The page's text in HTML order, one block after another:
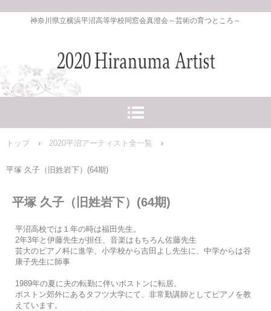
神奈川県立横浜平沼高等学校同窓会真澄会～芸術の育つところ～
トップ › 2020平沼アーティスト全一覧 ›
平塚 久子（旧姓岩下）(64期)
平塚 久子（旧姓岩下）(64期)
平沼高校では１年の時は福田先生。
2年3年と伊藤先生が担任、音楽はもちろん佐藤先生
芸大のピアノ科に進学、小学校から吉田よし先生に、中学からは谷
康子先生に師事
1989年の夏に夫の転勤に伴いボストンに転居。
ボストン郊外にあるタフツ大学にて、非常勤講師としてピアノを教
えています。